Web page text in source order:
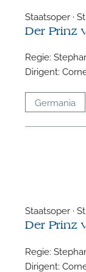
Staatsoper ·
Der Prinz
Regie:
Dirigent:
Germania
Staatsoper ·
Der Prinz
Regie:
Dirigent: